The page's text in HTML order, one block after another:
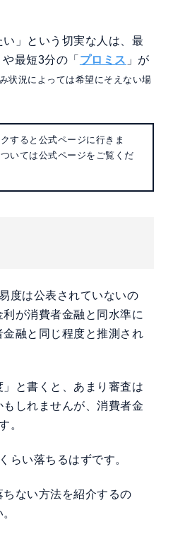
い」という切実な人は、最
や最短3分の「 プロミス 」が
状況によっては希望にそえない場
すると公式ページに行きま
いては公式ページをご覧くだ
度は公表されていないの
が消費者金融と同水準に
融と同じ程度と推測され
」と書くと、あまり審査は
しれませんが、消費者金
。
らい落ちるはずです。
ない方法を紹介するの